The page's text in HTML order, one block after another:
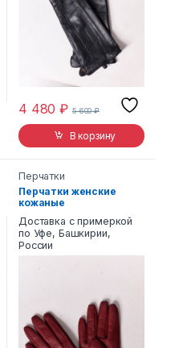
4 480₽ 5 600₽
В корзину
Перчатки
Перчатки женские
кожаные
Доставка с примеркой
по Уфе, Башкирии,
России